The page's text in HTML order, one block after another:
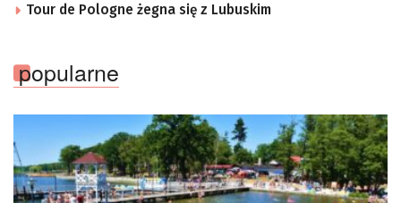
Tour de Pologne żegna się z Lubuskim
popularne